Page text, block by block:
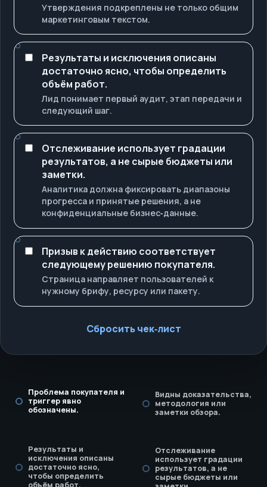
Утверждения подкреплены не только общим
маркетинговым текстом.
Результаты и исключения описаны
достаточно ясно, чтобы определить
объём работ.
Лид понимает первый аудит, этап передачи и
следующий шаг.
Отслеживание использует градации
результатов, а не сырые бюджеты или
заметки.
Аналитика должна фиксировать диапазоны
прогресса и принятые решения, а не
конфиденциальные бизнес‑данные.
Призыв к действию соответствует
следующему решению покупателя.
Страница направляет пользователей к
нужному брифу, ресурсу или пакету.
Сбросить чек‑лист
Проблема покупателя и
триггер явно
обозначены.
Видны доказательства,
методология или
заметки обзора.
Результаты и
исключения описаны
достаточно ясно,
чтобы определить
Отслеживание
использует градации
результатов, а не
сырые бюджеты или